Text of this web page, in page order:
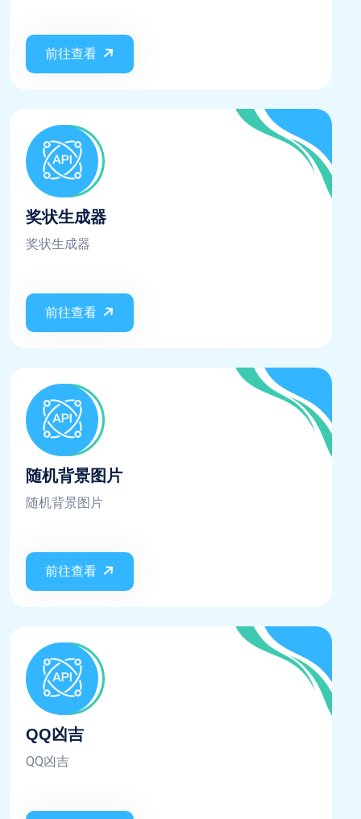
前往查看
奖状生成器
奖状生成器
前往查看
随机背景图片
随机背景图片
前往查看
QQ凶吉
QQ凶吉